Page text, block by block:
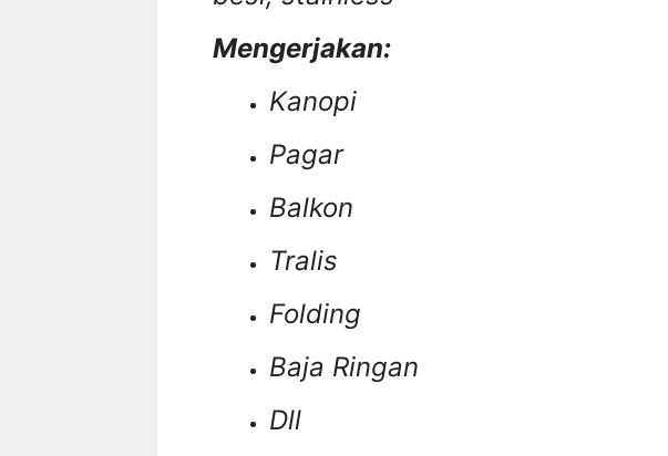
Mengerjakan:
Kanopi
Pagar
Balkon
Tralis
Folding
Baja Ringan
Dll